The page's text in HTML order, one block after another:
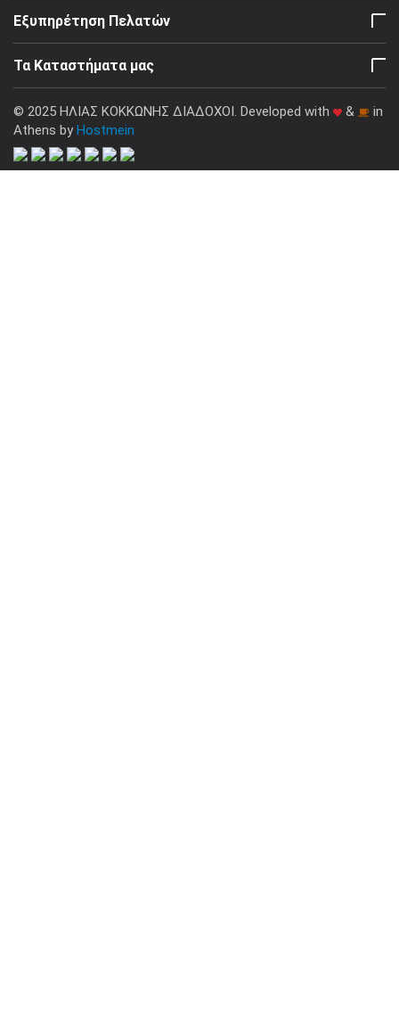
Εξυπηρέτηση Πελατών
Τα Καταστήματα μας
© 2025 ΗΛΙΑΣ ΚΟΚΚΩΝΗΣ ΔΙΑΔΟΧΟΙ. Developed with &
in
Athens by Hostmein